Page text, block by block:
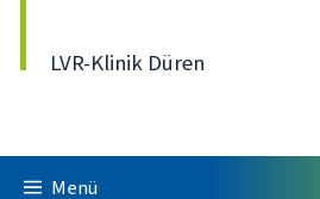
LVR-Klinik Düren
Menü